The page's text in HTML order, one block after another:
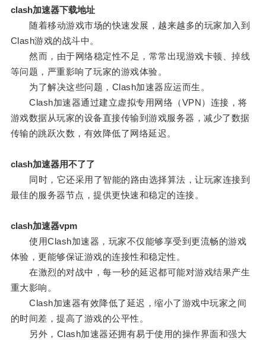
clash加速器下载地址
随着移动游戏市场的快速发展，越来越多的玩家加入到
Clash游戏的战斗中。
然而，由于网络稳定性不足，常常出现游戏卡顿、掉线
等问题，严重影响了玩家的游戏体验。
为了解决这些问题，Clash加速器应运而生。
Clash加速器通过建立虚拟专用网络（VPN）连接，将
游戏数据从玩家的设备直接传输到游戏服务器，减少了数据
传输的跳跃次数，有效降低了网络延迟。
clash加速器用不了了
同时，它还采用了智能的路由选择算法，让玩家连接到
最佳的服务器节点，提供更快速和稳定的连接。
clash加速器vpm
使用Clash加速器，玩家不仅能够享受到更流畅的游戏
体验，更能够保证游戏的连接性和稳定性。
在激烈的对战中，每一秒的延迟都可能对游戏结果产生
重大影响。
Clash加速器有效降低了延迟，缩小了游戏中玩家之间
的时间差，提高了游戏的公平性。
另外，Clash加速器还拥有易于使用的操作界面和强大